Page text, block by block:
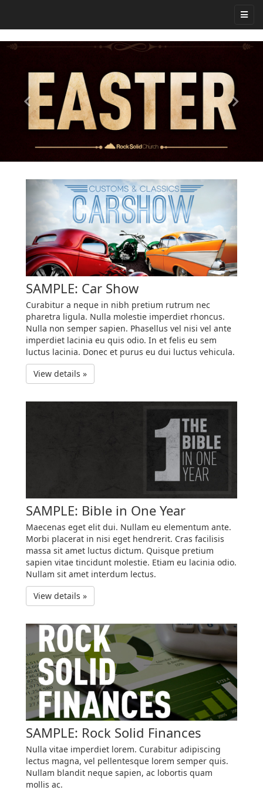
SAMPLE: Car Show
Curabitur a neque in nibh pretium rutrum nec
pharetra ligula. Nulla molestie imperdiet rhoncus.
Nulla non semper sapien. Phasellus vel nisi vel ante
imperdiet lacinia eu quis odio. In et felis eu sem
luctus lacinia. Donec et purus eu dui luctus vehicula.
View details »
SAMPLE: Bible in One Year
Maecenas eget elit dui. Nullam eu elementum ante.
Morbi placerat in nisi eget hendrerit. Cras facilisis
massa sit amet luctus dictum. Quisque pretium
sapien vitae tincidunt molestie. Etiam eu lacinia odio.
Nullam sit amet interdum lectus.
View details »
SAMPLE: Rock Solid Finances
Nulla vitae imperdiet lorem. Curabitur adipiscing
lectus magna, vel pellentesque lorem semper quis.
Nullam blandit neque sapien, ac lobortis quam
mollis ac.